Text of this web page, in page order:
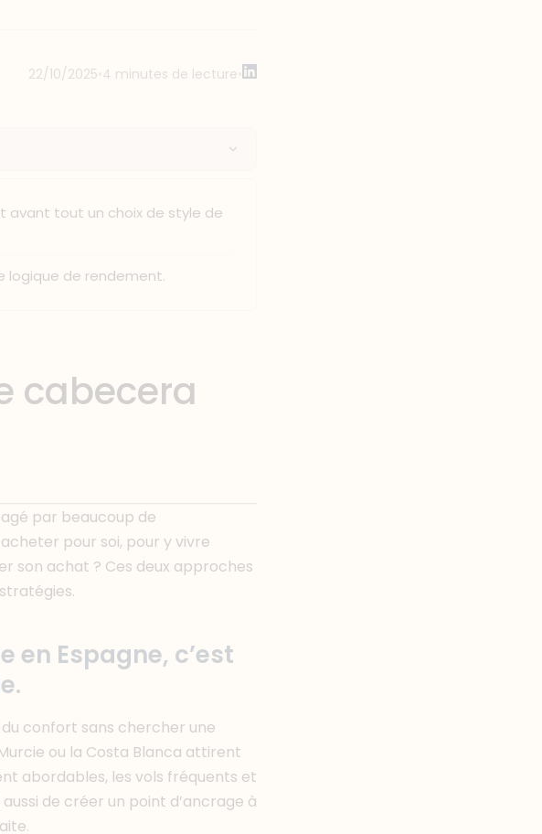
22/10/2025 4 minutes de lecture
avant tout un choix de style de
logique de rendement.
cabecera
par beaucoup de
pour soi, pour y vivre
son achat ? Ces deux approches
en Espagne, c’est
confort sans chercher une
ou la Costa Blanca attirent
abordables, les vols fréquents et
de créer un point d’ancrage à